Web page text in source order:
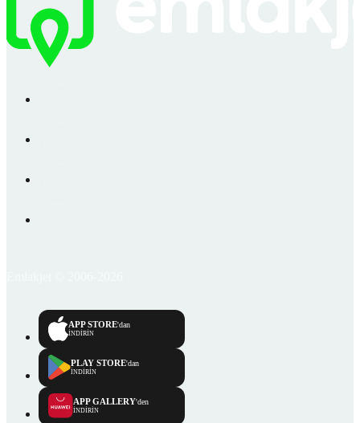
APP STORE'dan
İNDİRİN
PLAY STORE'dan
İNDİRİN
APP GALLERY'den
İNDİRİN